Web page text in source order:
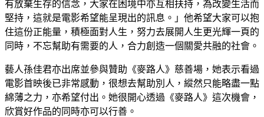
有放棄生存的信念，大家在困境中亦互相扶持，為改變生活而
堅持，這就是電影希望能呈現出的訊息。」他希望大家可以抱
住這份正能量，積極面對人生，努力去展開人生更光輝一頁的
同時，不忘幫助有需要的人，合力創造一個關愛共融的社會。
藝人孫佳君亦出席並參與贊助《麥路人》慈善場，她表示看過
電影首映後已非常感動，很想去幫助別人，縱然只能略盡一點
綿薄之力，亦希望付出。她很開心透過《麥路人》這次機會，
欣賞好作品的同時亦可以行善。